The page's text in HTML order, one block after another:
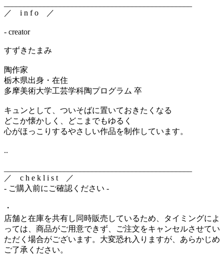
／ i n f o ／
- creator
すずきたまみ
陶作家
栃木県出身・在住
多摩美術大学工芸学科陶プログラム 卒
キュンとして、ついそばに置いておきたくなる
どこか懐かしく、どこまでもゆるく
心がほっこりするやさしい作品を制作しています。
..
／ c h e k l i s t ／
- ご購入前にご確認ください -
・
店舗と在庫を共有し同時販売しているため、タイミングによ
っては、商品がご用意できず、ご注文をキャンセルさせてい
ただく場合がございます。大変恐れ入りますが、あらかじめ
ご了承ください。